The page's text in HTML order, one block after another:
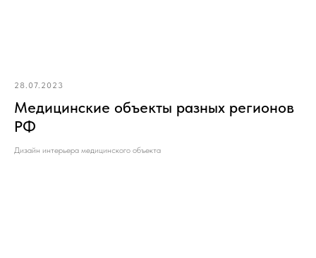
28.07.2023
Медицинские объекты разных регионов
РФ
Дизайн интерьера медицинского объекта